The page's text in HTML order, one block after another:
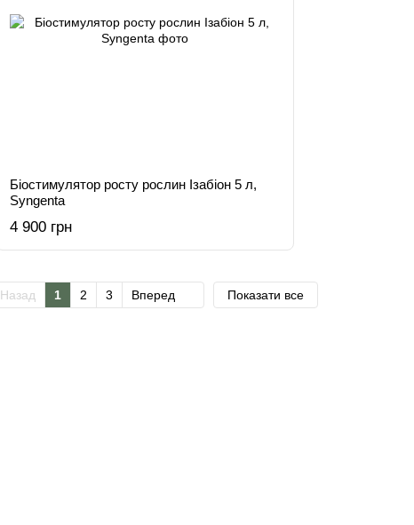
Біостимулятор росту рослин Ізабіон 5 л,
Syngenta
4 900 грн
Назад 1 2 3 Вперед Показати все